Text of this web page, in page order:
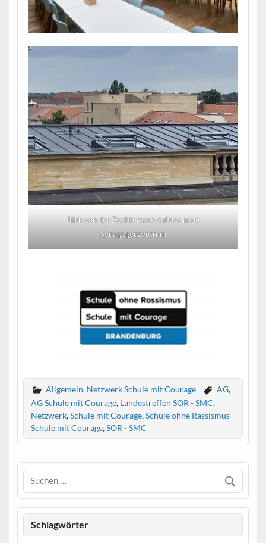
Blick von der Dachterasse auf das neue
Synagogenzentrum
Allgemein, Netzwerk Schule mit Courage AG,
AG Schule mit Courage, Landestreffen SOR - SMC,
Netzwerk,Schule mit Courage,Schule ohne Rassismus -
Schule mit Courage,SOR - SMC
Schlagwörter